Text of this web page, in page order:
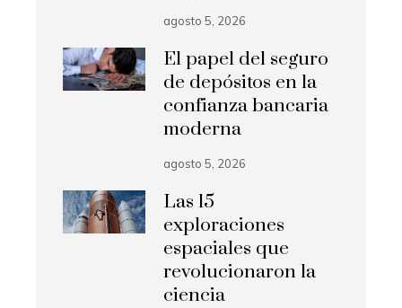
agosto 5, 2026
El papel del seguro
de depósitos en la
confianza bancaria
moderna
agosto 5, 2026
Las 15
exploraciones
espaciales que
revolucionaron la
ciencia